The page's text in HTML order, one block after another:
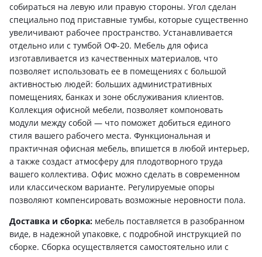
собираться на левую или правую стороны. Угол сделан
специально под приставные тумбы, которые существенно
увеличивают рабочее пространство. Устанавливается
отдельно или с тумбой ОФ-20. Мебель для офиса
изготавливается из качественных материалов, что
позволяет использовать ее в помещениях с большой
активностью людей: больших административных
помещениях, банках и зоне обслуживания клиентов.
Коллекция офисной мебели, позволяет компоновать
модули между собой — что поможет добиться единого
стиля вашего рабочего места. Функциональная и
практичная офисная мебель, впишется в любой интерьер,
а также создаст атмосферу для плодотворного труда
вашего коллектива. Офис можно сделать в современном
или классическом варианте. Регулируемые опоры
позволяют компенсировать возможные неровности пола.
Доставка и сборка: мебель поставляется в разобранном
виде, в надежной упаковке, с подробной инструкцией по
сборке. Сборка осуществляется самостоятельно или с